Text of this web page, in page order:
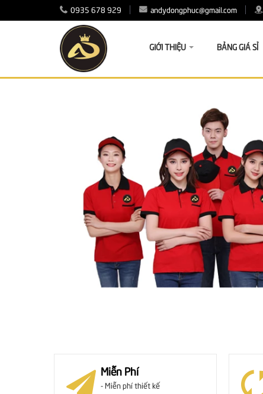
0935 678 929 andydongphuc@gmail.com
GIỚI THIỆU BẢNG GIÁ SỈ
Miễn Phí
- Miễn phí thiết kế